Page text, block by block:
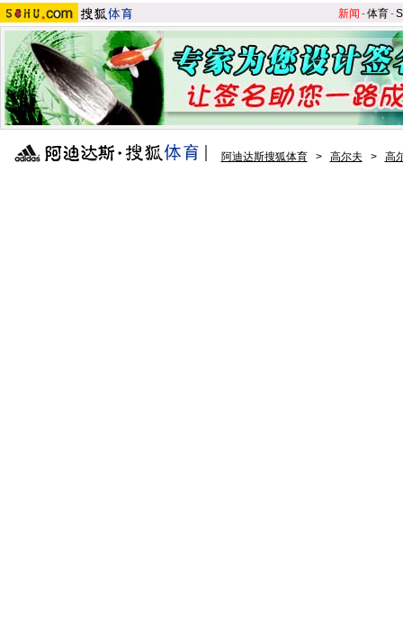
新闻 -体育-S
阿迪达斯搜狐体育 > 高尔夫 > 高